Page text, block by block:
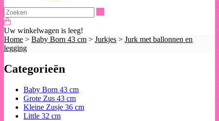
Uw winkelwagen is leeg!
Home > Baby Born 43 cm > Jurkjes > Jurk met ballonnen en
legging
Categorieën
Baby Born 43 cm
Grote Zus 43 cm
Kleine Zusje 36 cm
Little 32 cm